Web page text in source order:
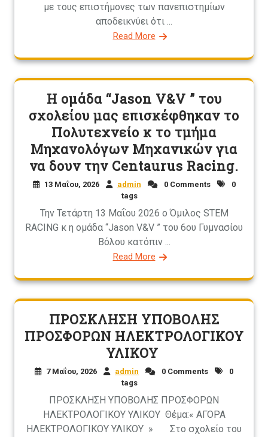
με τους επιστήμονες των πανεπιστημίων
αποδεικνύει ότι ...
Read More
Η ομάδα “Jason V&V ” του
σχολείου μας επισκέφθηκαν το
Πολυτεχνείο κ το τμήμα
Μηχανολόγων Μηχανικών για
να δουν την Centaurus Racing.
13 Μαΐου, 2026 admin 0 Comments
0
tags
Την Τετάρτη 13 Μαΐου 2026 ο Όμιλος STEM
RACING κ η ομάδα “Jason V&V ” του 6ου Γυμνασίου
Βόλου κατόπιν ...
Read More
ΠΡΟΣΚΛΗΣΗ ΥΠΟΒΟΛΗΣ
ΠΡΟΣΦΟΡΩΝ ΗΛΕΚΤΡΟΛΟΓΙΚΟΥ
ΥΛΙΚΟΥ
7 Μαΐου, 2026 admin 0 Comments
0
tags
ΠΡΟΣΚΛΗΣΗ ΥΠΟΒΟΛΗΣ ΠΡΟΣΦΟΡΩΝ
ΗΛΕΚΤΡΟΛΟΓΙΚΟΥ ΥΛΙΚΟΥ Θέμα:« ΑΓΟΡΑ
ΗΛΕΚΤΡΟΛΟΓΙΚΟΥ ΥΛΙΚΟΥ » Στο σχολείο του